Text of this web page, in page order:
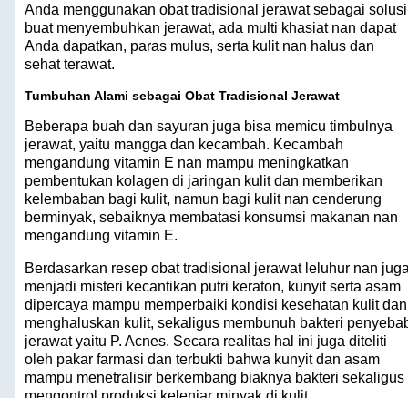
Anda menggunakan obat tradisional jerawat sebagai solusi
buat menyembuhkan jerawat, ada multi khasiat nan dapat
Anda dapatkan, paras mulus, serta kulit nan halus dan
sehat terawat.
Tumbuhan Alami sebagai Obat Tradisional Jerawat
Beberapa buah dan sayuran juga bisa memicu timbulnya
jerawat, yaitu mangga dan kecambah. Kecambah
mengandung vitamin E nan mampu meningkatkan
pembentukan kolagen di jaringan kulit dan memberikan
kelembaban bagi kulit, namun bagi kulit nan cenderung
berminyak, sebaiknya membatasi konsumsi makanan nan
mengandung vitamin E.
Berdasarkan resep obat tradisional jerawat leluhur nan
menjadi misteri kecantikan putri keraton, kunyit serta asam
dipercaya mampu memperbaiki kondisi kesehatan kulit dan
menghaluskan kulit, sekaligus membunuh bakteri
jerawat yaitu P. Acnes. Secara realitas hal ini juga diteliti
oleh pakar farmasi dan terbukti bahwa kunyit dan asam
mampu menetralisir berkembang biaknya bakteri sekaligus